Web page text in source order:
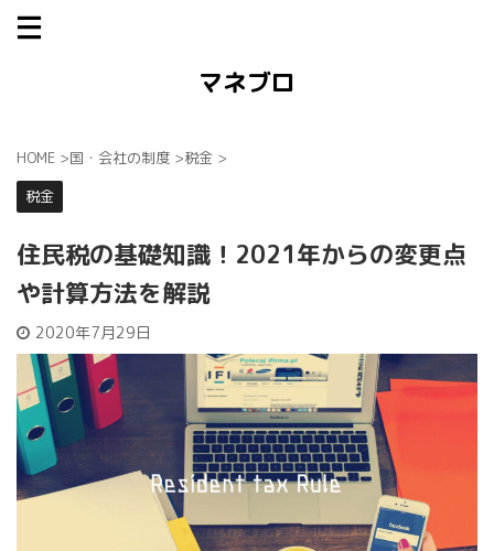
マネブロ
HOME >国・会社の制度 >税金 >
税金
住民税の基礎知識！2021年からの変更点
や計算方法を解説
2020年7月29日